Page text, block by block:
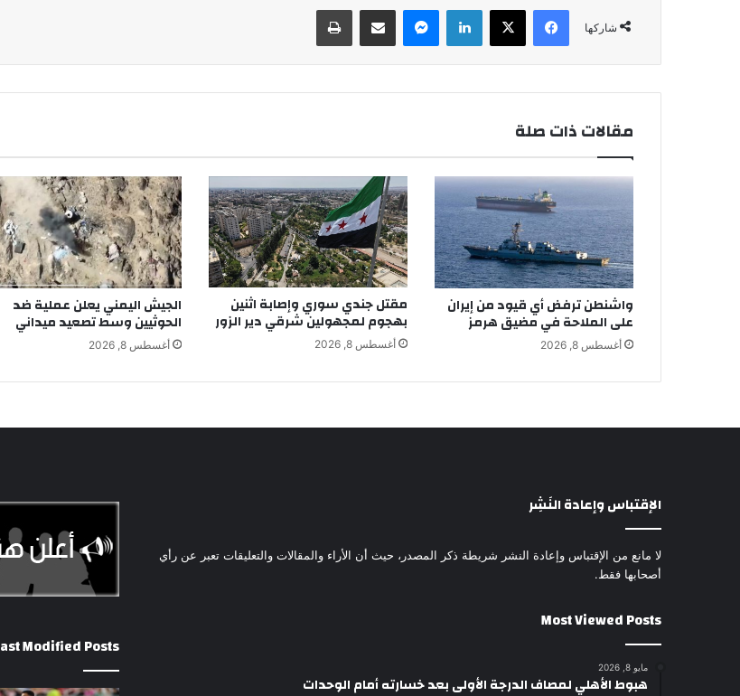
شاركها
فيسبوك لينكدإن
مقالات ذات صلة
واشنطن ترفض أي قيود من إيران
على الملاحة في مضيق هرمز
أغسطس 8, 2026
مقتل جندي سوري وإصابة اثنين
بهجوم لمجهولين شرقي دير الزور
أغسطس 8, 2026
الجيش اليمني يعلن عملية ضد
الحوثيين وسط تصعيد ميداني
أغسطس 8, 2026
الإقتباس وإعادة النَشِر
لا مانع من الإقتباس وإعادة النشر شريطة ذكر المصدر، حيث أن الأراء والمقالات والتعليقات تعبر عن رأي
أصحابها فقط.
Most Viewed Posts
مايو 8, 2026
هبوط الأهلي لمصاف الدرجة الأولى بعد خسارته أمام الوحدات
Modified Posts